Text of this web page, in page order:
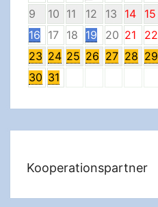
9
10 11 12 13 14
15
16
17 18 19 20 21
22
23 24 25 26 27 28 29
30 31
Kooperationspartner